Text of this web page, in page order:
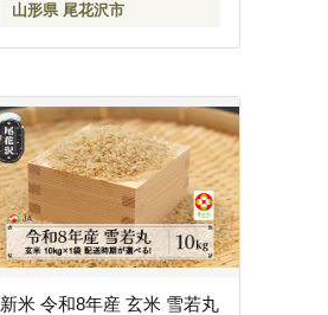
山形県 尾花沢市
新米 令和8年産 玄米 雪若丸